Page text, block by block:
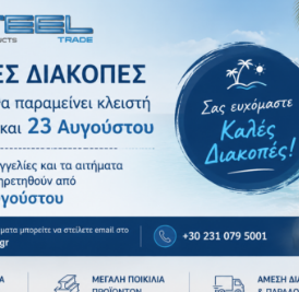
361,8
409,2
458,4
529,8
585,6